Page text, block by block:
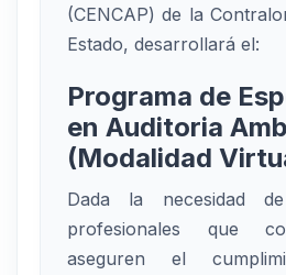
(CENCAP) de la
Estado, desarrollará el:
Programa de
en Auditoria
(Modalidad
Dada la necesidad
profesionales que
aseguren el